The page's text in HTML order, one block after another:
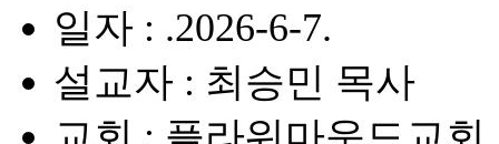
일자 : .2026-6-7.
설교자 : 최승민 목사